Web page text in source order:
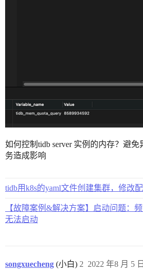
如何控制tidb server 实例的内存？避免
务造成影响
tidb用k8s的yaml文件创建集群，修改
【故障案例&解决方案】启动问题：
无法启动
songxuecheng (小白) 2022 年8 月 5
2